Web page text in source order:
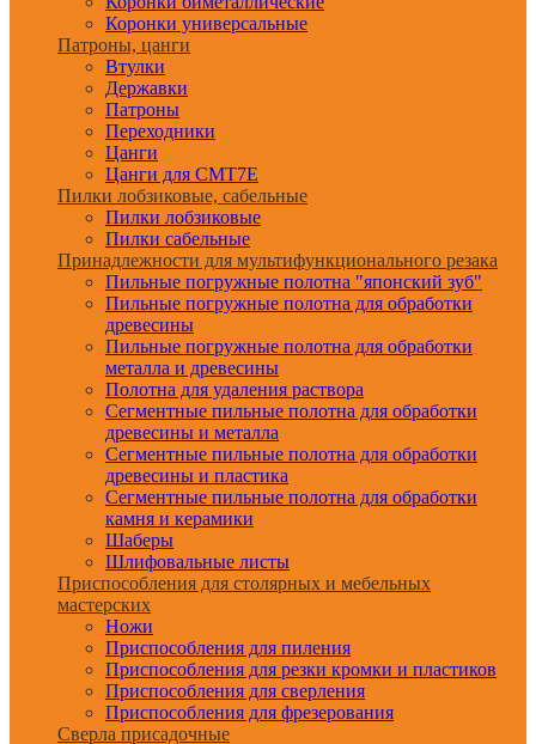
Коронки универсальные
Патроны, цанги
Втулки
Державки
Патроны
Переходники
Цанги
Цанги для CMT7E
Пилки лобзиковые, сабельные
Пилки лобзиковые
Пилки сабельные
Принадлежности для мультифункционального резака
Пильные погружные полотна "японский зуб"
Пильные погружные полотна для обработки
древесины
Пильные погружные полотна для обработки
металла и древесины
Полотна для удаления раствора
Сегментные пильные полотна для обработки
древесины и металла
Сегментные пильные полотна для обработки
древесины и пластика
Сегментные пильные полотна для обработки
камня и керамики
Шаберы
Шлифовальные листы
Приспособления для столярных и мебельных
мастерских
Ножи
Приспособления для пиления
Приспособления для резки кромки и пластиков
Приспособления для сверления
Приспособления для фрезерования
Сверла присадочные